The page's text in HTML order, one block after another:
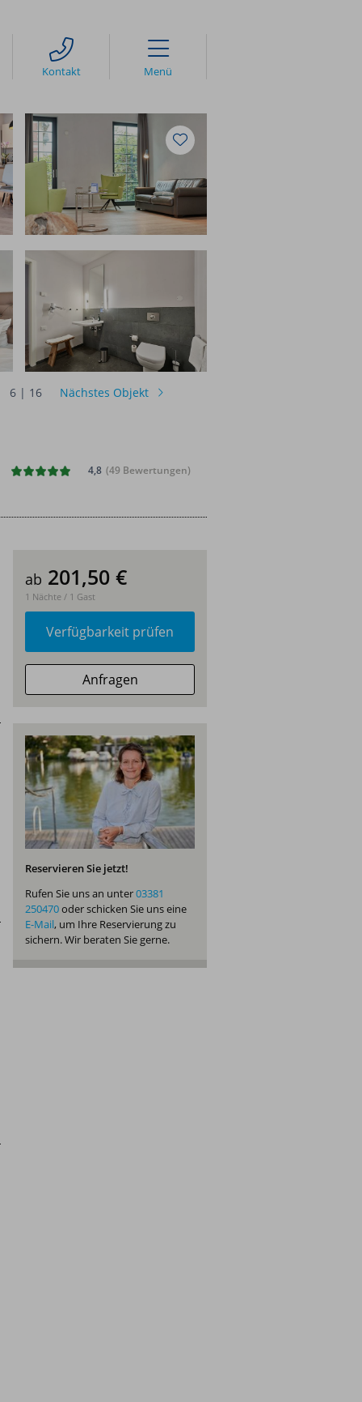
Kontakt
Rezeption
uns
6 | 16 Nächstes Objekt
4,8 (49 Bewertungen)
ab 201,50 €
1 Nächte / 1 Gast
Verfügbarkeit prüfen
Anfragen
Reservieren Sie jetzt!
Rufen Sie uns an unter03381
250470oder schicken Sie uns eine
E-Mail, um Ihre Reservierung zu
sichern. Wir beraten Sie gerne.